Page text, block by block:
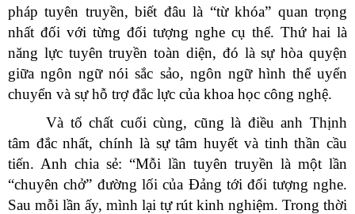
pháp tuyên truyền, biết đâu là “từ khóa” quan trọng
nhất đối với từng đối tượng nghe cụ thể. Thứ hai là
năng lực tuyên truyền toàn diện, đó là sự hòa quyện
giữa ngôn ngữ nói sắc sảo, ngôn ngữ hình thể uyển
chuyển và sự hỗ trợ đắc lực của khoa học công nghệ.
Và tố chất cuối cùng, cũng là điều anh Thịnh
tâm đắc nhất, chính là sự tâm huyết và tinh thần cầu
tiến. Anh chia sẻ: “Mỗi lần tuyên truyền là một lần
“chuyên chở” đường lối của Đảng tới đối tượng nghe.
Sau mỗi lần ấy, mình lại tự rút kinh nghiệm. Trong thời